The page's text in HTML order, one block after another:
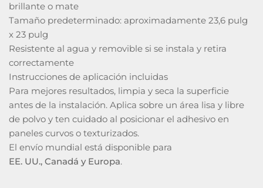
brillante o mate
Tamaño predeterminado: aproximadamente 23,6 pulg
x 23 pulg
Resistente al agua y removible si se instala y retira
correctamente
Instrucciones de aplicación incluidas
Para mejores resultados, limpia y seca la superficie
antes de la instalación. Aplica sobre un área lisa y libre
de polvo y ten cuidado al posicionar el adhesivo en
paneles curvos o texturizados.
El envío mundial está disponible para
EE. UU., Canadá y Europa.